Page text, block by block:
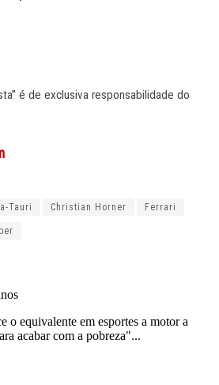
é de exclusiva responsabilidade do
Tauri Christian Horner Ferrari